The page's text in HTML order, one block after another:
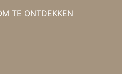
TE ONTDEKKEN